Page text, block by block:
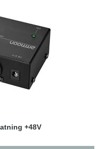
+48V